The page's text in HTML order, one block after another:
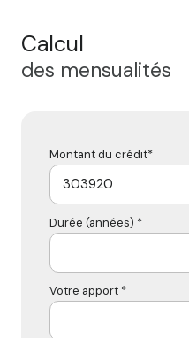
Calcul
des mensualités
Montant du crédit*
Durée (années) *
Votre apport *